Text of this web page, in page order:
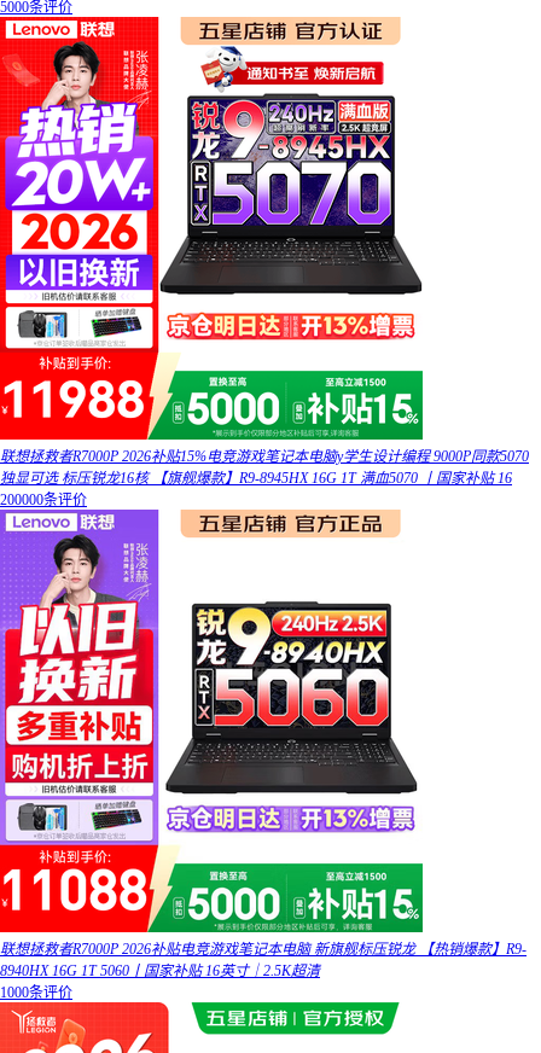
5000条评价
联想拯救者R7000P 2026补贴15%电竞游戏笔记本电脑y学生设计编程 9000P同款5070
独显可选 标压锐龙16核 【旗舰爆款】R9-8945HX 16G 1T 满血5070 丨国家补贴 16
200000条评价
联想拯救者R7000P 2026补贴电竞游戏笔记本电脑 新旗舰标压锐龙 【热销爆款】R9-
8940HX 16G 1T 5060丨国家补贴 16英寸｜2.5K超清
1000条评价